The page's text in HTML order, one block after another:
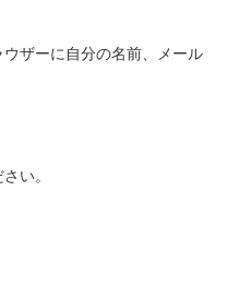
ザーに自分の名前、メール
い。